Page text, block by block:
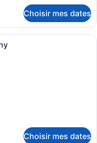
Choisir mes dates
lit avec matelas à
Choisir mes dates